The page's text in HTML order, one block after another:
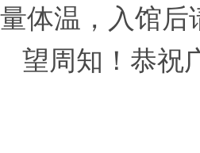
量体温，入馆后
望周知！恭祝